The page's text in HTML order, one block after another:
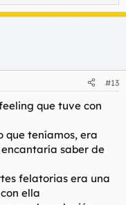
#13
que tuve con
que teníamos, era
saber de
felatorias era una
ella